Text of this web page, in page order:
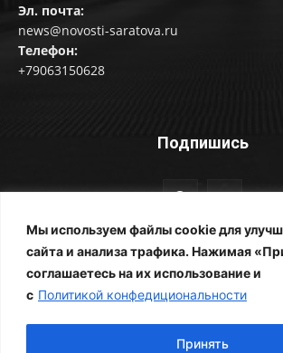
Мы используем файлы cookie для
сайта и анализа трафика. Нажимая
соглашаетесь на их использование и
с Политикой конфедициональности
Принять
Эл. почта:
news@novosti-saratova.ru
Телефон:
+79063150628
Подпишись
© Новости Саратова 2014-2025